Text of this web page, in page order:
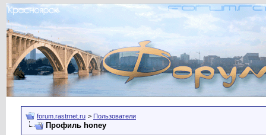
forum.rastrnet.ru > Пользователи
Профиль honey